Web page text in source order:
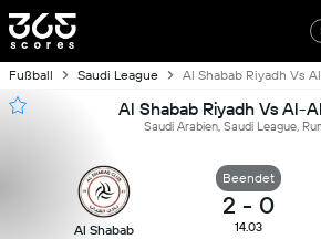
Fußball Saudi League Al Shabab Riyadh Vs
Al Shabab Riyadh Vs Al-
Saudi Arabien, Saudi League,
Al Shabab
Beendet
2 - 0
14.03